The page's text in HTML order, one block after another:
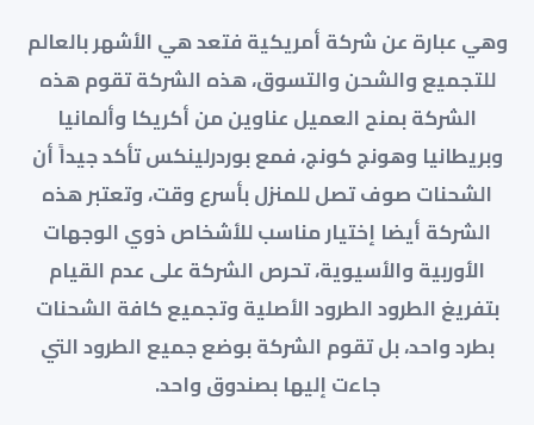
وهي عبارة عن شركة أمريكية فتعد هي الأشهر بالعالم
للتجميع والشحن والتسوق، هذه الشركة تقوم هذه
الشركة بمنح العميل عناوين من أكريكا وألمانيا
وبريطانيا وهونج كونج، فمع بوردرلينكس تأكد جيداً أن
الشحنات صوف تصل للمنزل بأسرع وقت، وتعتبر هذه
الشركة أيضا إختيار مناسب للأشخاص ذوي الوجهات
الأوربية والأسيوية، تحرص الشركة على عدم القيام
بتفريغ الطرود الطرود الأصلية وتجميع كافة الشحنات
بطرد واحد، بل تقوم الشركة بوضع جميع الطرود التي
جاءت إليها بصندوق واحد.